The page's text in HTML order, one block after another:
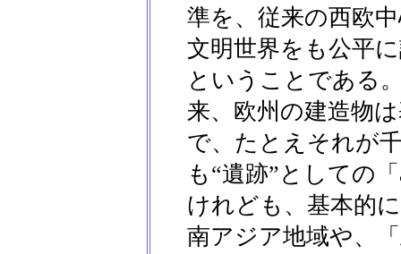
準を、従来の西欧
文明世界をも公平
ということである
来、欧州の建造物
で、たとえそれが
も“遺跡”としての
けれども、基本的
南アジア地域や、